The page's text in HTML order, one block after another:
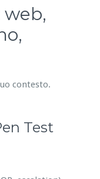
web,
contesto.
Test